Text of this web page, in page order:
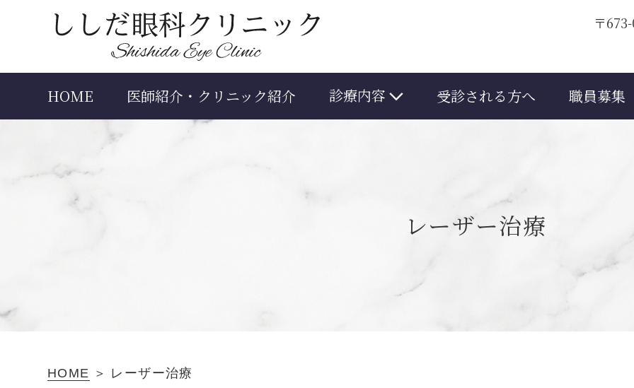
〒
HOME 医師紹介・クリニック紹介 診療内容 受診される方へ 職員募集
レーザー治療
HOME レーザー治療